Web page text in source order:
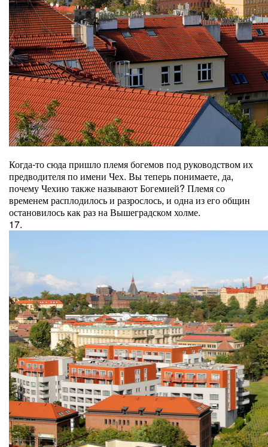
Когда-то сюда пришло племя богемов под руководством их
предводителя по имени Чех. Вы теперь понимаете, да,
почему Чехию также называют Богемией? Племя со
временем расплодилось и разрослось, и одна из его общин
остановилось как раз на Вышеградском холме.
17.